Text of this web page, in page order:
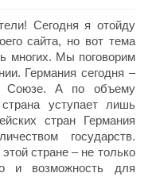
Сегодня я отойду
сайта, но вот тема
многих. Мы поговорим
Германия сегодня –
Союзе. А по объему
уступает лишь
стран Германия
государств.
стране – не только
и возможность для